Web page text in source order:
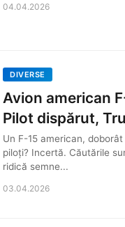
04.04.2026
DIVERSE
Avion american
Pilot dispărut,
Un F-15 american,
piloți? Incertă. Căutările
ridică semne...
03.04.2026